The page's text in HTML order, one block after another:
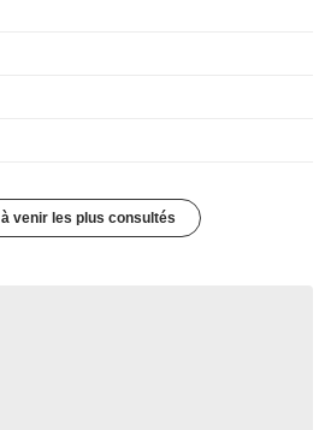
venir les plus consultés